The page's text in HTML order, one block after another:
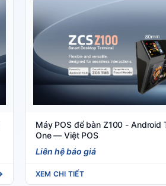
Máy POS để bàn Z100 - Android
One — Việt POS
Liên hệ báo giá
XEM CHI TIẾT